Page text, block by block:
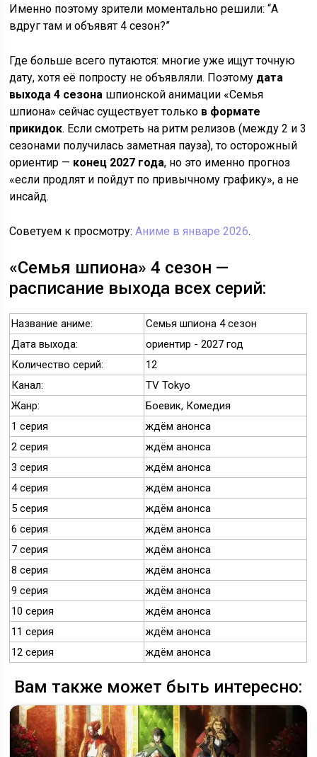
Именно поэтому зрители моментально решили: “А
вдруг там и объявят 4 сезон?”
Где больше всего путаются: многие уже ищут точную
дату, хотя её попросту не объявляли. Поэтому дата
выхода 4 сезона шпионской анимации «Семья
шпиона» сейчас существует только в формате
прикидок. Если смотреть на ритм релизов (между 2 и 3
сезонами получилась заметная пауза), то осторожный
ориентир — конец 2027 года, но это именно прогноз
«если продлят и пойдут по привычному графику», а не
инсайд.
Советуем к просмотру:Аниме в январе 2026.
«Семья шпиона» 4 сезон —
расписание выхода всех серий:
Название аниме:
Семья шпиона 4 сезон
Дата выхода:
ориентир - 2027 год
Количество серий:
12
Канал:
TV Tokyo
Жанр:
Боевик, Комедия
1 серия
ждём анонса
2 серия
ждём анонса
3 серия
ждём анонса
4 серия
ждём анонса
5 серия
ждём анонса
6 серия
ждём анонса
7 серия
ждём анонса
8 серия
ждём анонса
9 серия
ждём анонса
10 серия
ждём анонса
11 серия
ждём анонса
12 серия
ждём анонса
Вам также может быть интересно: